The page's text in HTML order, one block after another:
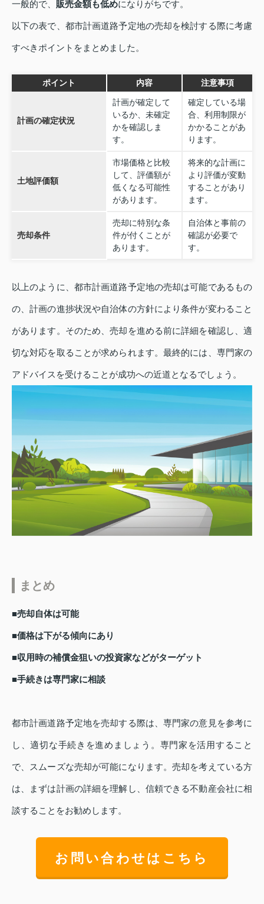
一般的で、 販売金額も低めになりがちです。
以下の表で、都市計画道路予定地の売却を検討する際に考慮
すべきポイントをまとめました。
ポイント 内容 注意事項
計画の確定状況
計画が確定して
いるか、未確定
かを確認しま
す。
確定している場
合、利用制限が
かかることがあ
ります。
土地評価額
市場価格と比較
して、評価額が
低くなる可能性
があります。
将来的な計画に
より評価が変動
することがあり
ます。
売却条件
売却に特別な条
件が付くことが
あります。
自治体と事前の
確認が必要で
す。
以上のように、都市計画道路予定地の売却は可能であるもの
の、計画の進捗状況や自治体の方針により条件が変わること
があります。そのため、売却を進める前に詳細を確認し、適
切な対応を取ることが求められます。最終的には、専門家の
アドバイスを受けることが成功への近道となるでしょう。
まとめ
■売却自体は可能
■価格は下がる傾向にあり
■収用時の補償金狙いの投資家などがターゲット
■手続きは専門家に相談
都市計画道路予定地を売却する際は、専門家の意見を参考に
し、適切な手続きを進めましょう。専門家を活用すること
で、スムーズな売却が可能になります。売却を考えている方
は、まずは計画の詳細を理解し、信頼できる不動産会社に相
談することをお勧めします。
お問い合わせはこちら